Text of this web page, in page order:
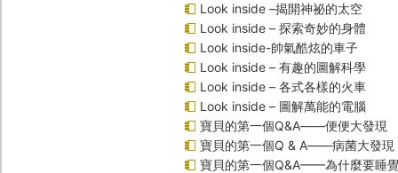
Look inside –揭開神祕的太空
Look inside – 探索奇妙的身體
Look inside-帥氣酷炫的車子
Look inside – 有趣的圖解科學
Look inside – 各式各樣的火車
Look inside – 圖解萬能的電腦
寶貝的第一個Q&A――便便大發現
寶貝的第一個Q & A――病菌大發現
寶貝的第一個Q&A——為什麼要睡